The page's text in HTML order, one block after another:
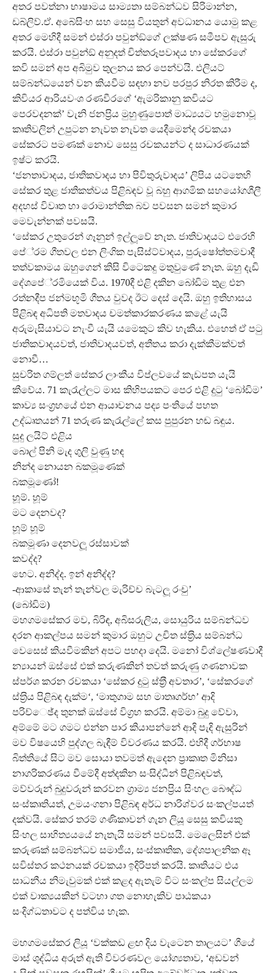
අතර පවත්නා භාෂාමය සාම්‍යතා සම්බන්ධව සිරිමාන්න,
ඩබ්ලිව්.ඒ. අබේසිංහ සහ සෙසු වියතුන් අවධානය යොමු කළ
අතර මෙහිදී සමන් එස්රා පවුන්ඞ්ගේ ලක්ෂණ සමීපව ඇසුරු
කරයි. එස්රා පවුන්ඞ් අනුදත් චිත්තරූපවාදය හා සේකරගේ
කවි සමන් අප අබිමුව තුලනය කර පෙන්වයි. එලියට්
සම්බන්ධයෙන් වන කියවීම සඳහා නව පරපුර නිරත කිරීම ද,
කිවියර ආරියවංශ රණවීරගේ ‘ඇමරිකානු කවියට
පෙරවදනක්’ වැනි ජනප‍්‍රිය මුහුණුපොත් මාධ්‍යයට හමුනොවූ
කෘතිවලින් උපුටන නැවත නැවත යෙදීමෙන්ද රචකයා
සේකරට පමණක් නොව සෙසු රචකයන්ට ද සාධාරණයක්
ඉෂ්ට කරයි.
‘ජනතාවාදය, ජාතිකවාදය හා පිවිතුරුවාදය’ ලිපිය යටතෙහි
සේකර තුළ ජාතිකත්වය පිළිබඳව වූ බහු ආගමික සහයෝගශීලී
අදහස් විවෘත හා රොමාන්තික බව පවසන සමන් කුමාර
මෙවැන්නක් පවසයි.
‘සේකර උතුරෙන් ගෑනුන් ඉල්ලූ‍වේ නැත. ජාතිවාදයට එරෙහි
පේ‍්‍රම ගීතවල එන ලිංගික පැසිස්ට්වාදය, පුරුෂෝත්තමවාදී
තත්වකාමය ඔහුගෙන් කිසි විටෙකදු මතුවුණේ නැත. ඔහු දැඩි
දේශපේ‍්‍රමියෙක් විය. 1970දී එළි දකින බෝඩිම තුළ එන
රත්නදීප ජන්මභූමි ගීතය වුවද ඊට දෙස් දෙයි. ඔහු ඉතිහාසය
පිළිබඳ අධිපති මතවාදය චමත්කාරකරණය කළේ යැයි
අරුමැසියාවට නැංවී යැයි යමෙකුට කිව හැකිය. එහෙත් ඒ පටු
ජාතිකවාදයවත්, ජාතිවාදයවත්, අතීතය කරා දැක්කීමක්වත්
නොවී…
සුචරිත ගම්ලත් සේකර ලාංකීය විප්ලවයේ කැඩපත යැයි
කීවේය. 71 කැරැල්ලට මාස කිහිපයකට පෙර එළි දුටු ‘බෝඩිම’
කාව්‍ය සංග‍්‍රහයේ එන ආයාචනය පද්‍ය පංතියේ පහත
උද්ධෘතයන් 71 තරුණ කැරැල්ලේ කස පුපුරන හඬ බඳුය.
සුදු ලයිට් එළිය
බොල් පිනි මැද ගුලි වුණු හඳ
නින්ද නොයන බකමූණෙක්
බකමූණෝ!
හූම්. හූම්
මට දෙනවද?
හූම් හූම්
බකමූණා දෙනවලූ‍ රස්සාවක්
කවද්ද?
හෙට. අනිද්ද. ඉන් අනිද්ද?
-ආකාසේ තැන් තැන්වල මැරිච්ච බැටලූ‍ රංචු’
(බෝඩිම)
මහගමසේකර මව, බිරිඳ, අබිසරුලිය, සොයුරිය සම්බන්ධව
දරන ආකල්පය සමන් කුමාර ඔහුට උචිත ස්ත‍්‍රිය සම්බන්ධ
වෙසෙස් කියවීමකින් අපට පහදා දෙයි. මනෝ විශ්ලේෂණවාදී
න්‍යායන් ඔස්සේ එක් කරුණකින් තවත් කරුණු ගණනාවක
ස්පර්ශ කරන රචකයා ‘සේකර දුටු ස්ත‍්‍රී අවතාර’, ‘සේකරගේ
ස්ත‍්‍රිය පිළිබඳ දැක්ම‘, ‘මාතුගාම සහ මාතෘගර්භ’ ආදි
පරිච්ෙඡ්ද තුනක් ඔස්සේ විග‍්‍රහ කරයි. අම්මා බුදු වේවා,
අම්මේ මට ගමට එන්න පාර කියාපන්නේ ආදි පැදි ඇසුරින්
මව විෂයෙහි පුද්ගල බැඳීම් විවරණය කරයි. එහිදී ගර්භාෂ
බිත්තියේ සිට මව සොයා තවමත් ඇදෙන ප‍්‍රාකෘත මිනිසා
නාගරිකරණය වීමේදී අත්දකින සංසිද්ධීන් පිළිබඳවත්,
මව්වරුන් බුදුවරුන් කරවන ග‍්‍රාම්‍ය ජනප‍්‍රිය සිංහල බෞද්ධ
සංස්කෘතියත්, උමයංගනා පිළිබඳ අර්ධ නාරිශ්වර සංකල්පයත්
දක්වයි. සේකර තරම් ගණිකාවන් ගැන ලියූ සෙසු කවියකු
සිංහල සාහිත්‍යයයේ නැතැයි සමන් පවසයි. මෙලෙසින් එක්
කරුණක් සම්බන්ධව සමාජීය, සංස්කෘතික, දේශපාලනික ඈ
සවිස්තර කථනයක් රචකයා ඉදිරිපත් කරයි. කෘතියට එය
සාධනීය නිමැවුමක් එක් කළද ඇතැම් විට සංකල්ප සියල්ලම
එක් වාක්‍යයකින් වටහා ගත නොහැකිව පාඨකයා
සංදිග්ධතාවට ද පත්විය හැක.
මහගමසේකර ලියූ ‘වක්කඩ ළඟ දිය වැටෙන තාලයට’ ගීයේ
මාස් ශුද්ධිය අරුත් ඇති විවරණවල යෝග්‍යතාව, ‘අඩවන්